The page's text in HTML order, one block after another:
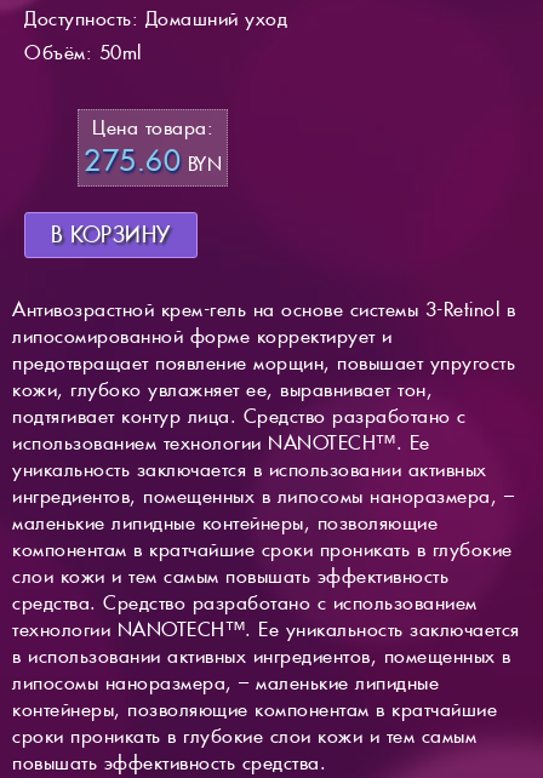
Доступность: Домашний уход
Объём: 50ml
Цена товара:
275.60BYN
В КОРЗИНУ
Антивозрастной крем-гель на основе системы 3-Retinol в
липосомированной форме корректирует и
предотвращает появление морщин, повышает упругость
кожи, глубоко увлажняет ее, выравнивает тон,
подтягивает контур лица. Средство разработано с
использованием технологии NANOTECH™. Ее
уникальность заключается в использовании активных
ингредиентов, помещенных в липосомы наноразмера, –
маленькие липидные контейнеры, позволяющие
компонентам в кратчайшие сроки проникать в глубокие
слои кожи и тем самым повышать эффективность
средства. Средство разработано с использованием
технологии NANOTECH™. Ее уникальность заключается
в использовании активных ингредиентов, помещенных в
липосомы наноразмера, – маленькие липидные
контейнеры, позволяющие компонентам в кратчайшие
сроки проникать в глубокие слои кожи и тем самым
повышать эффективность средства.